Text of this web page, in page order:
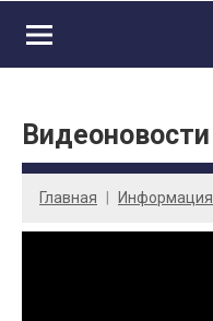
Видеоновости
Главная Информация